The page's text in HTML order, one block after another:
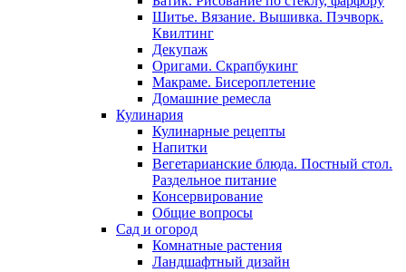
Шитье. Вязание. Вышивка. Пэчворк.
Квилтинг
Декупаж
Оригами. Скрапбукинг
Макраме. Бисероплетение
Домашние ремесла
Кулинария
Кулинарные рецепты
Напитки
Вегетарианские блюда. Постный стол.
Раздельное питание
Консервирование
Общие вопросы
Сад и огород
Комнатные растения
Ландшафтный дизайн